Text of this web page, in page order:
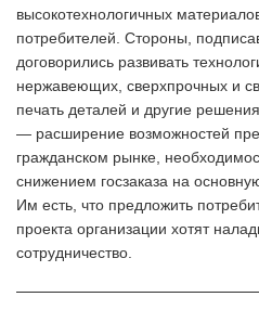
высокотехнологичных
потребителей. Стороны,
договорились развивать
нержавеющих, сверхпрочных и
печать деталей и другие
— расширение возможностей
гражданском рынке,
снижением госзаказа на
Им есть, что предложить
проекта организации хотят
сотрудничество.